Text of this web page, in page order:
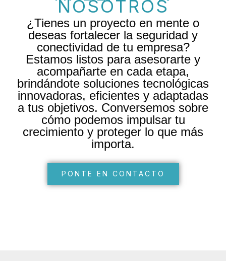
NOSOTROS
¿Tienes un proyecto en mente o
deseas fortalecer la seguridad y
conectividad de tu empresa?
Estamos listos para asesorarte y
acompañarte en cada etapa,
brindándote soluciones tecnológicas
innovadoras, eficientes y adaptadas
a tus objetivos. Conversemos sobre
cómo podemos impulsar tu
crecimiento y proteger lo que más
importa.
PONTE EN CONTACTO